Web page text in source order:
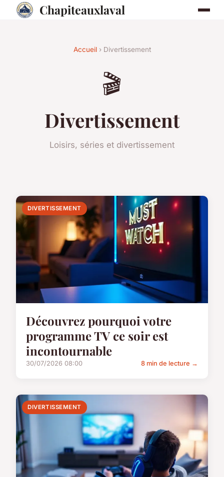
Chapiteauxlaval
Accueil› Divertissement
🎬
Divertissement
Loisirs, séries et divertissement
DIVERTISSEMENT
Découvrez pourquoi votre
programme TV ce soir est
incontournable
30/07/2026 08:00 8 min de lecture →
DIVERTISSEMENT